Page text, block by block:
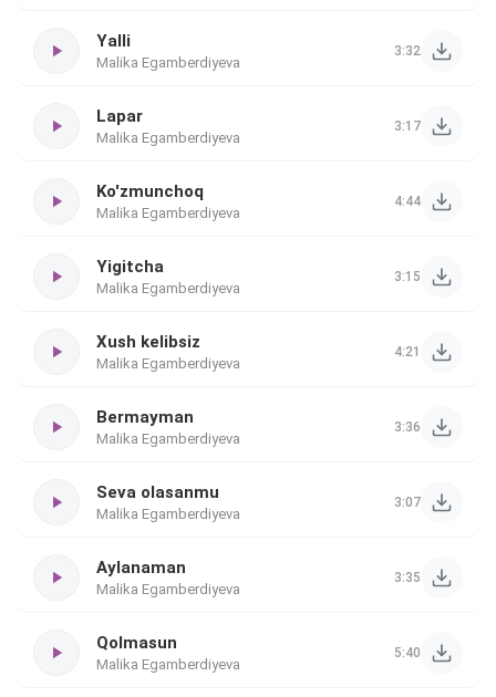
Yalli
Malika Egamberdiyeva
3:32
Lapar
Malika Egamberdiyeva
3:17
Ko'zmunchoq
Malika Egamberdiyeva
4:44
Yigitcha
Malika Egamberdiyeva
3:15
Xush kelibsiz
Malika Egamberdiyeva
4:21
Bermayman
Malika Egamberdiyeva
3:36
Seva olasanmu
Malika Egamberdiyeva
3:07
Aylanaman
Malika Egamberdiyeva
3:35
Qolmasun
Malika Egamberdiyeva
5:40